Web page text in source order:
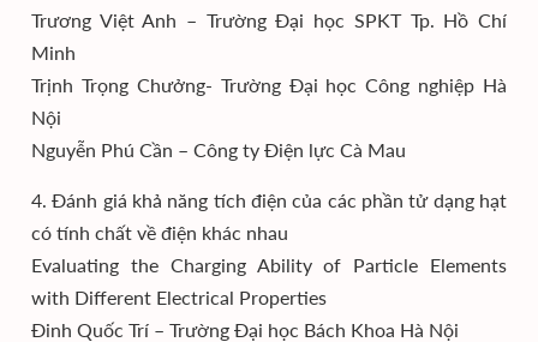
Trương Việt Anh – Trường Đại học SPKT Tp. Hồ Chí
Minh
Trịnh Trọng Chưởng- Trường Đại học Công nghiệp Hà
Nội
Nguyễn Phú Cần – Công ty Điện lực Cà Mau
4. Đánh giá khả năng tích điện của các phần tử dạng hạt
có tính chất về điện khác nhau
Evaluating the Charging Ability of Particle Elements
with Different Electrical Properties
Đinh Quốc Trí – Trường Đại học Bách Khoa Hà Nội